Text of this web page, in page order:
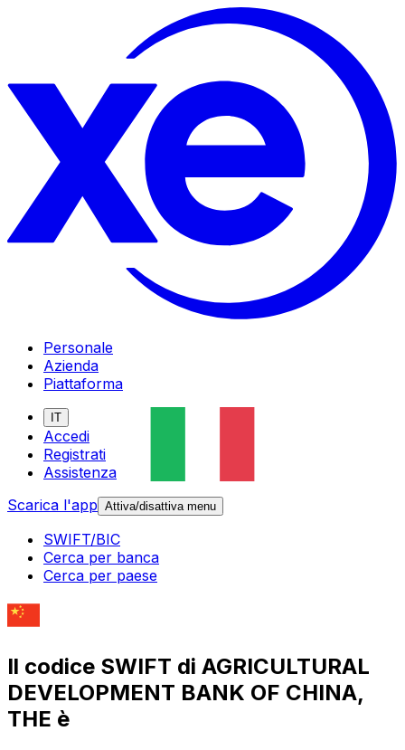
Personale
Azienda
Piattaforma
IT
Accedi
Registrati
Assistenza
Scarica l'app Attiva/disattiva menu
SWIFT/BIC
Cerca per banca
Cerca per paese
Il codice SWIFT di AGRICULTURAL
DEVELOPMENT BANK OF CHINA,
THE è